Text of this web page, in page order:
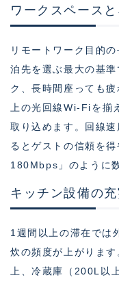
ワークスペース
リモートワーク目的
泊先を選ぶ最大の基
ク、長時間座っても
上の光回線Wi-Fiを揃
取り込めます。回線
るとゲストの信頼を
180Mbps」のように
キッチン設備の充
1週間以上の滞在では
炊の頻度が上がりま
上、冷蔵庫（200L以